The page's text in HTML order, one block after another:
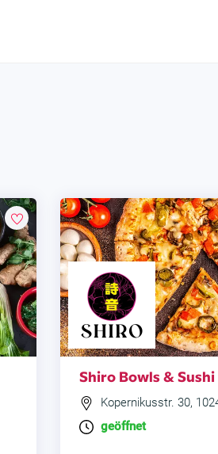
Shiro Bowls & Sushi
Kopernikusstr. 30,
geöffnet